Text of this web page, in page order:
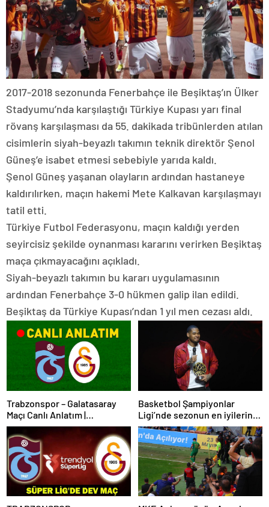
2017-2018 sezonunda Fenerbahçe ile Beşiktaş’ın Ülker
Stadyumu’nda karşılaştığı Türkiye Kupası yarı final
rövanş karşılaşması da 55. dakikada tribünlerden atılan
cisimlerin siyah-beyazlı takımın teknik direktör Şenol
Güneş’e isabet etmesi sebebiyle yarıda kaldı.
Şenol Güneş yaşanan olayların ardından hastaneye
kaldırılırken, maçın hakemi Mete Kalkavan karşılaşmayı
tatil etti.
Türkiye Futbol Federasyonu, maçın kaldığı yerden
seyircisiz şekilde oynanması kararını verirken Beşiktaş
maça çıkmayacağını açıkladı.
Siyah-beyazlı takımın bu kararı uygulamasının
ardından Fenerbahçe 3-0 hükmen galip ilan edildi.
Beşiktaş da Türkiye Kupası’ndan 1 yıl men cezası aldı.
Trabzonspor – Galatasaray
Maçı Canlı Anlatım |
Trabzonspor – Galatasaray
Bein Sports 1 Canlı İzle | Lider,
Trabzon deplasmanında
Basketbol Şampiyonlar
Ligi’nde sezonun en iyilerine
ödülleri verildi